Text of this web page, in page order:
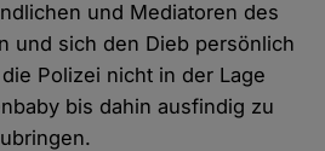
und Mediatoren des
und sich den Dieb persönlich
Polizei nicht in der Lage
bis dahin ausfindig zu